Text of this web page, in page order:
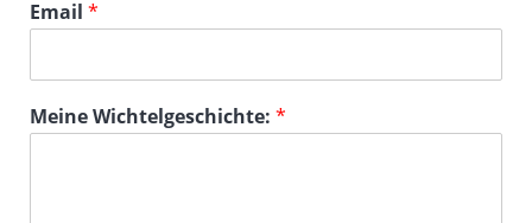
Email *
Meine Wichtelgeschichte: *